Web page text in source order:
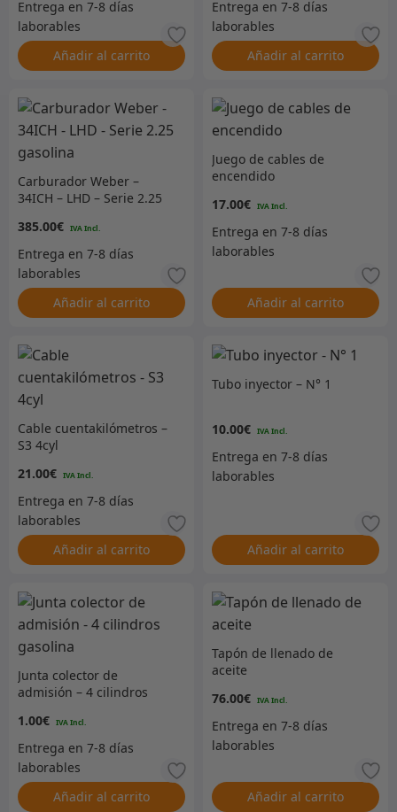
Añadir al carrito Añadir al carrito
Carburador Weber –
34ICH – LHD – Serie 2.25
385.00€
Añadir al carrito
Juego de cables de
encendido
17.00€
Añadir al carrito
Cable cuentakilómetros –
S3 4cyl
21.00€
Añadir al carrito
Tubo inyector – N° 1
10.00€
Añadir al carrito
Junta colector de
admisión – 4 cilindros
1.00€
Añadir al carrito
Tapón de llenado de
aceite
76.00€
Añadir al carrito